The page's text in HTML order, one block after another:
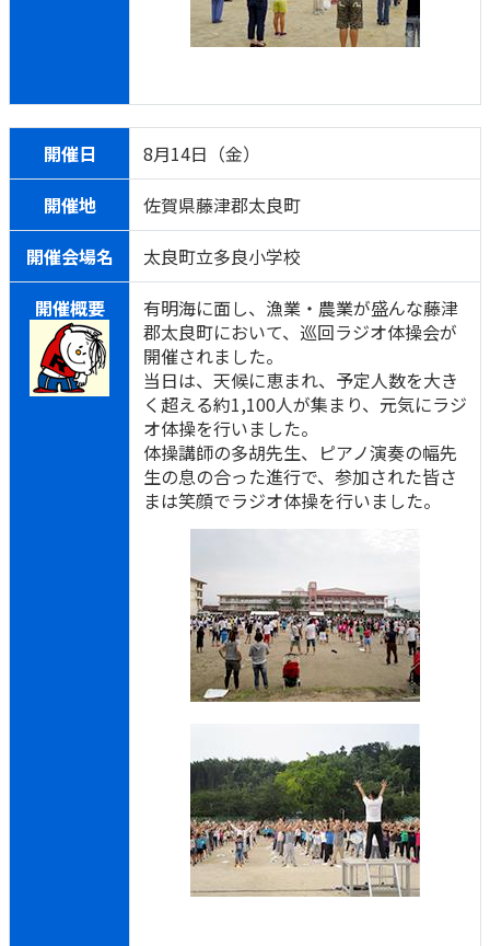
開催日
8月14日（金）
開催地
佐賀県藤津郡太良町
開催会場名
太良町立多良小学校
開催概要
有明海に面し、漁業・農業が盛んな藤津
郡太良町において、巡回ラジオ体操会が
開催されました。
当日は、天候に恵まれ、予定人数を大き
く超える約1,100人が集まり、元気にラジ
オ体操を行いました。
体操講師の多胡先生、ピアノ演奏の幅先
生の息の合った進行で、参加された皆さ
まは笑顔でラジオ体操を行いました。